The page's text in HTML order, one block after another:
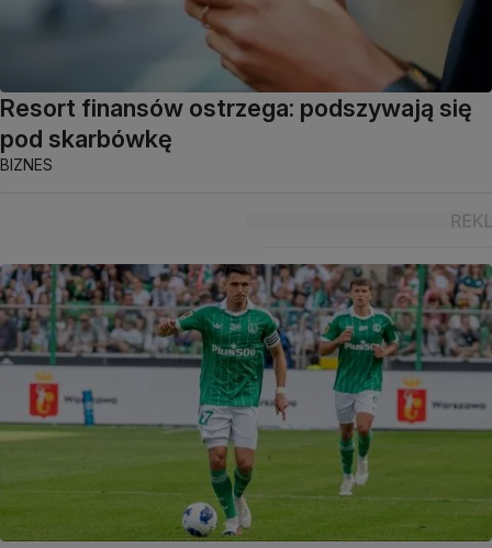
Resort finansów ostrzega: podszywają się
pod skarbówkę
BIZNES